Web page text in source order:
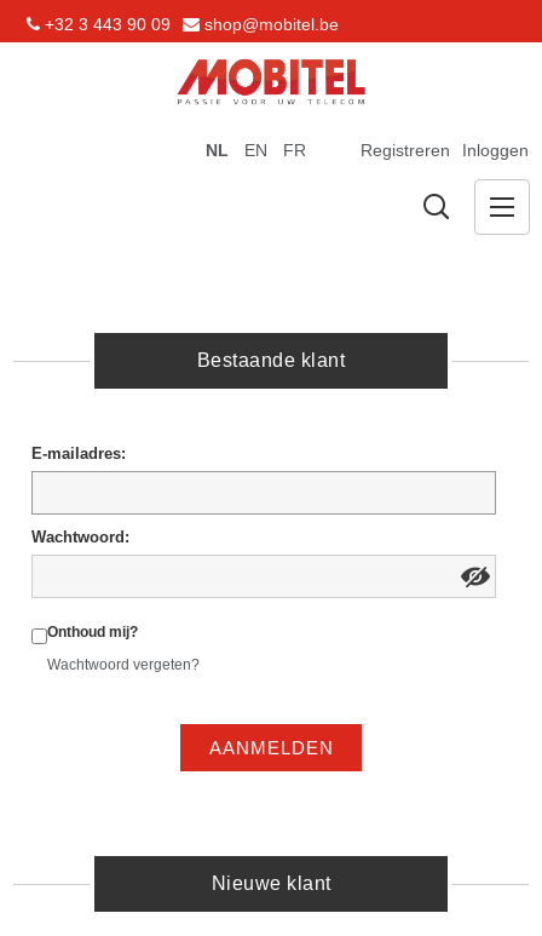
+32 3 443 90 09 shop@mobitel.be
Registreren Inloggen
NL EN FR
Bestaande klant
E-mailadres:
Wachtwoord:
Onthoud mij?
Wachtwoord vergeten?
AANMELDEN
Nieuwe klant